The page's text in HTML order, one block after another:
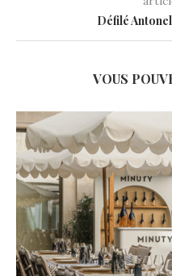
Défilé
VOUS